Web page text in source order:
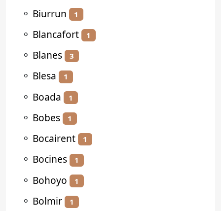
⚬ Biurrun 1
⚬ Blancafort 1
⚬ Blanes 3
⚬ Blesa 1
⚬ Boada 1
⚬ Bobes 1
⚬ Bocairent 1
⚬ Bocines 1
⚬ Bohoyo 1
⚬ Bolmir 1